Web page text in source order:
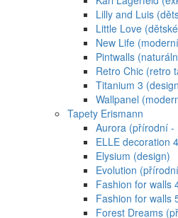
Lilly and Luis
Little Love
New Life
Pintwalls
Retro Chic (retro
Titanium 3
Wallpanel
Tapety Erismann
Aurora (přírodní -
ELLE decoration
Elysium (design)
Evolution
Fashion for walls
Fashion for walls
Forest Dreams